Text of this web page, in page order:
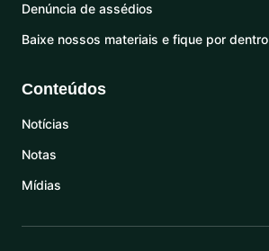
Denúncia de assédios
Baixe nossos materiais e fique por dentro
Conteúdos
Notícias
Notas
Mídias